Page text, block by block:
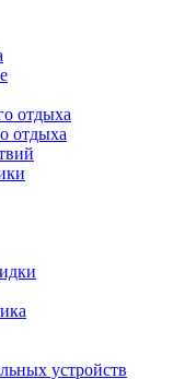
отдыха
отдыха
устройств